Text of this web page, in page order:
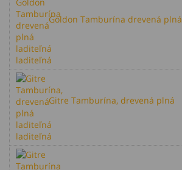
Goldon Tamburína drevená plná
laditeľná
Gitre Tamburína, drevená plná
laditeľná